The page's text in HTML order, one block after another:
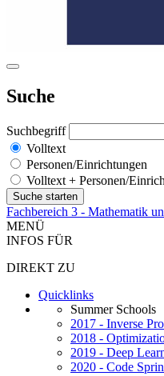
Suche
Suchbegriff
Volltext
Personen/Einrichtungen
Volltext + Personen/
Fachbereich 3 - Mathematik
MENÜ
INFOS FÜR
DIREKT ZU
Quicklinks
Summer Schools
2017 - Inverse
2018 -
2019 - Deep
2020 - Code